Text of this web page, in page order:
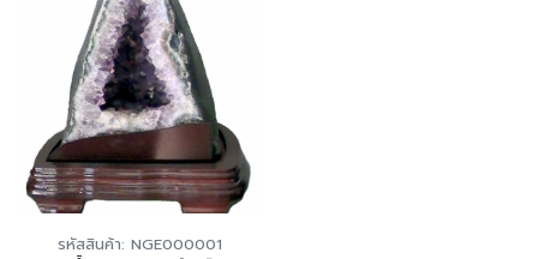
รหัสสินค้า: NGE000001